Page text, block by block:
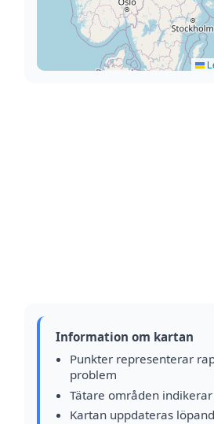
Information om kartan
Punkter representerar
problem
Tätare områden
Kartan uppdateras